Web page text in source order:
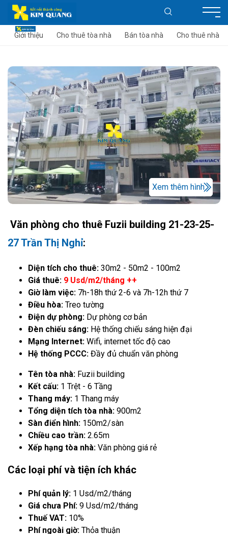
Giới thiệu Cho thuê tòa nhà Bán tòa nhà Cho thuê nhà
Xem thêm hình
Văn phòng cho thuê Fuzii building 21-23-25-
27 Trần Thị Nghỉ:
Diện tích cho thuê: 30m2 - 50m2 - 100m2
Giá thuê: 9 Usd/m2/tháng ++
Giờ làm việc: 7h-18h thứ 2-6 và 7h-12h thứ 7
Điều hòa: Treo tường
Điện dự phòng: Dự phòng cơ bản
Đèn chiếu sáng: Hệ thống chiếu sáng hiện đại
Mạng Internet: Wifi, internet tốc độ cao
Hệ thống PCCC: Đầy đủ chuẩn văn phòng
Tên tòa nhà: Fuzii building
Kết cấu: 1 Trệt - 6 Tầng
Thang máy: 1 Thang máy
Tổng diện tích tòa nhà: 900m2
Sàn điển hình: 150m2/sàn
Chiều cao trần: 2.65m
Xếp hạng tòa nhà: Văn phòng giá rẻ
Các loại phí và tiện ích khác
Phí quản lý: 1 Usd/m2/tháng
Giá chưa Phí: 9 Usd/m2/tháng
Thuế VAT: 10%
Phí ngoài giờ: Thỏa thuận